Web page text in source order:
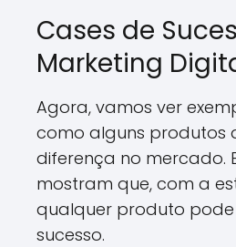
Cases de
Marketing
Agora, vamos ver
como alguns produtos
diferença no mercado.
mostram que, com a
qualquer produto
sucesso.